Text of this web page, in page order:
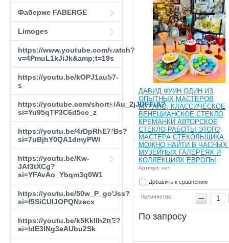
Фаберже FABERGE
Limoges
https://www.youtube.com/watch?
v=4PmuL1kJiJk&amp;t=19s
https://youtu.be/kOPJ1auS7-
s
https://youtube.com/shorts/Au_2jJDFFiA?
si=Yu95qTP3C6d5cc_z
https://youtu.be/4rDpRhE7fBs?
si=7uBjhY0QA1dmyPWl
https://youtu.be/Kw-
JAf3tXCg?
si=YFAvAo_Ybqm3q0W1
https://youtu.be/50w_P_goUss?
si=f5SiCUIJOPQNzecx
https://youtu.be/k5KkIlh2ttE?
si=ldE3lNg3aAUbu2Sk
ДАВИД ФУИН ОДИН ИЗ
ОПЫТНЫХ МАСТЕРОВ
МУРАНО, КЛАССИЧЕСКОЕ
ВЕНЕЦИАНСКОЕ СТЕКЛО
КРЕМАНКИ АВТОРСКОЕ
СТЕКЛО РАБОТЫ ЭТОГО
МАСТЕРА СТЕКОЛЬЩИКА
МОЖНО НАЙТИ В ЧАСНЫХ
МУЗЕЙНЫХ ГАЛЕРЕЯХ И
КОЛЛЕКЦИЯХ ЕВРОПЫ
Артикул: нет
Добавить к сравнению
Количество:
По запросу